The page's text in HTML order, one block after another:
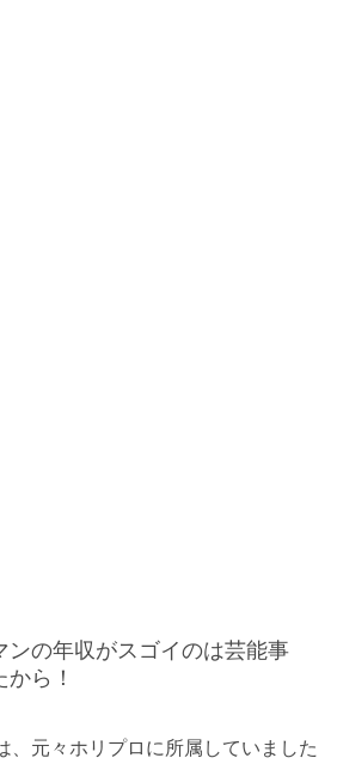
ンの年収がスゴイのは芸能事
ら！
、元々ホリプロに所属していました